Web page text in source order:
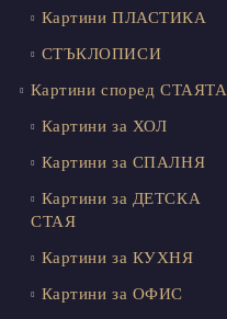
Картини ПЛАСТИКА
СТЪКЛОПИСИ
Картини според СТАЯТА
Картини за ХОЛ
Картини за СПАЛНЯ
Картини за ДЕТСКА
СТАЯ
Картини за КУХНЯ
Картини за ОФИС